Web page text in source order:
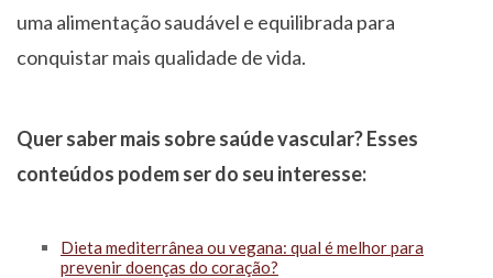
uma alimentação saudável e equilibrada para
conquistar mais qualidade de vida.
Quer saber mais sobre saúde vascular? Esses
conteúdos podem ser do seu interesse:
Dieta mediterrânea ou vegana: qual é melhor para
prevenir doenças do coração?